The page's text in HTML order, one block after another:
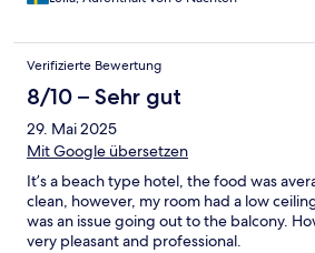
Verifizierte Bewertung
8/10 – Sehr gut
29. Mai 2025
Mit Google übersetzen
It’s a beach type hotel, the food was
clean, however, my room had a low
was an issue going out to the balcony.
very pleasant and professional.